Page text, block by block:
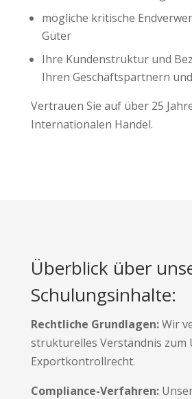
mögliche kritische
Güter
Ihre Kundenstruktur und
Ihren Geschäftspartnern
Vertrauen Sie auf über 25
Internationalen Handel.
Überblick über
Schulungsinhalte:
Rechtliche Grundlagen:Wir
strukturelles Verständnis zum
Exportkontrollrecht.
Compliance-Verfahren: